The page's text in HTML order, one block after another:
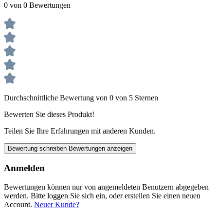
0 von 0 Bewertungen
Durchschnittliche Bewertung von 0 von 5 Sternen
Bewerten Sie dieses Produkt!
Teilen Sie Ihre Erfahrungen mit anderen Kunden.
Bewertung schreiben Bewertungen anzeigen
Anmelden
Bewertungen können nur von angemeldeten Benutzern abgegeben
werden. Bitte loggen Sie sich ein, oder erstellen Sie einen neuen
Account. Neuer Kunde?